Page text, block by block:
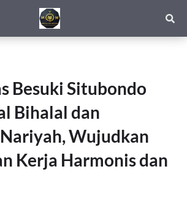
Besuki Situbondo
Bihalal dan
Wujudkan
Kerja Harmonis dan